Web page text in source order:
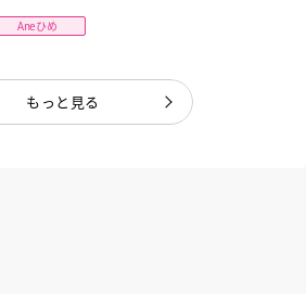
Aneひめ
もっと見る